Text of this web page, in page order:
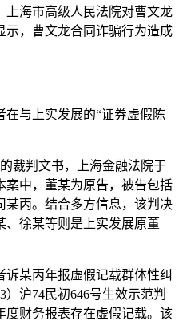
上海市高级人民法院对曹文龙
示，曹文龙合同诈骗行为造成
与上实发展的“证券虚假陈
裁判文书，上海金融法院于
案中，董某为原告，被告包括
某丙。结合多方信息，该判决
、徐某等则是上实发展原董
某丙年报虚假记载群体性纠
沪74民初646号生效示范判
度财务报表存在虚假记载。该